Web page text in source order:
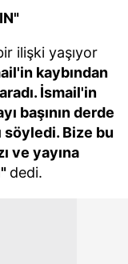
çeşitli kişisel
daha işlevsel
yönelik
amaçlarıyla
alan panel
ilişki yaşıyor
kaybından
İsmail'in
başının derde
söyledi. Bize bu
ve yayına
dedi.